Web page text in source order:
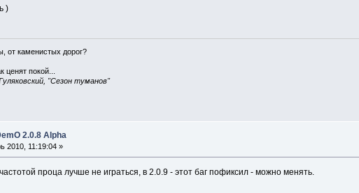
)
от каменистых дорог?
ценят покой...
"Сезон туманов"
2.0.8 Alpha
2010, 11:19:04 »
проца лучше не играться, в 2.0.9 - этот баг пофиксил - можно менять.